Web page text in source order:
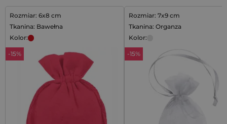
Rozmiar: 6x8 cm
Tkanina: Bawełna
Kolor:
-15%
Rozmiar: 7x9 cm
Tkanina: Organza
Kolor:
-15%